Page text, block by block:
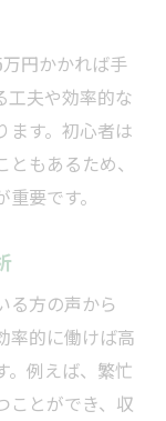
円かかれば手
工夫や効率的な
ます。初心者は
もあるため、
要です。
る方の声から
率的に働けば高
。例えば、繁忙
ことができ、収